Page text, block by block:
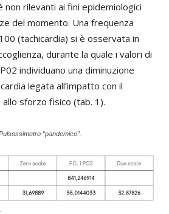
rilevanti ai fini epidemiologici
del momento. Una frequenza
(tachicardia) si è osservata in
durante la quale i valori di
individuano una diminuzione
legata all’impatto con il
sforzo fisico (tab. 1).
“pandemico”.